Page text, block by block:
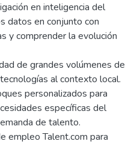
en inteligencia del
datos en conjunto con
y comprender la evolución
de grandes volúmenes de
al contexto local.
personalizados para
específicas del
de talento.
empleo Talent.com para